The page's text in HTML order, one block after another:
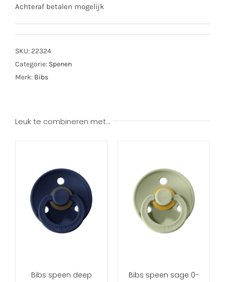
Achteraf betalen mogelijk
SKU: 22324
Categorie: Spenen
Merk: Bibs
Leuk te combineren met…
Bibs speen deep
Bibs speen sage 0-